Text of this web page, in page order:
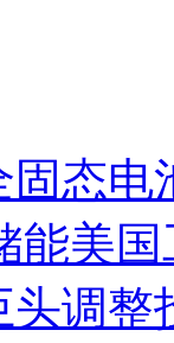
固态电
能美
头调整